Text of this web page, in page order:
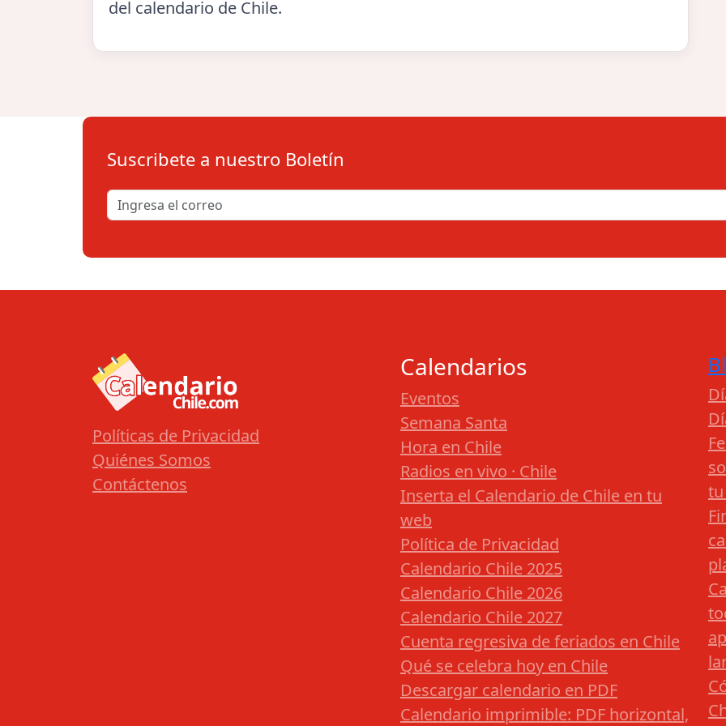
del calendario de Chile.
Suscribete a nuestro Boletín
Políticas de Privacidad
Quiénes Somos
Contáctenos
Calendarios
Eventos
Semana Santa
Hora en Chile
Radios en vivo · Chile
Inserta el Calendario de Chile en tu
web
Política de Privacidad
Calendario Chile 2025
Calendario Chile 2026
Calendario Chile 2027
Cuenta regresiva de feriados en Chile
Qué se celebra hoy en Chile
Descargar calendario en PDF
Calendario imprimible: PDF horizontal,